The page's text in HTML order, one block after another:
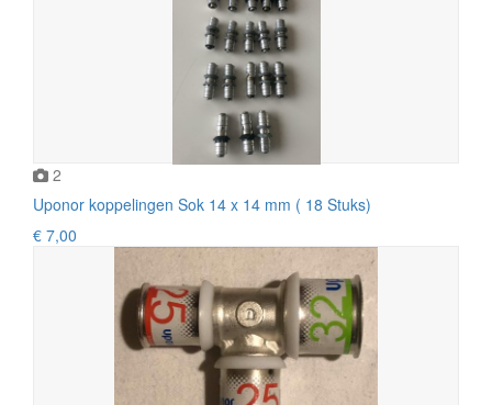
2
Uponor koppelingen Sok 14 x 14 mm ( 18 Stuks)
€ 7,00